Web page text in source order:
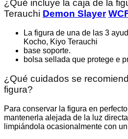
¿Qué incluye la caja de la
Terauchi Demon Slayer
La figura de una de las 3
Kocho, Kiyo Terauchi
base soporte.
bolsa sellada que protege e
¿Qué cuidados se
figura?
Para conservar la figura en
mantenerla alejada de la luz
limpiándola ocasionalmente con